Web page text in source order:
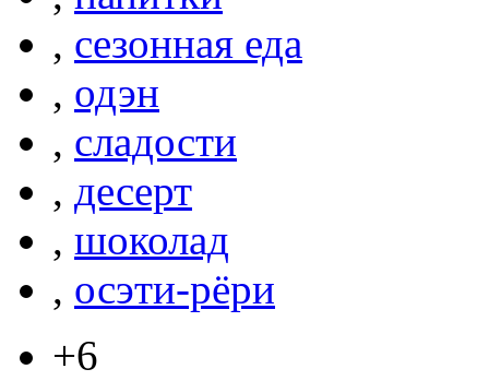
, сезонная еда
, одэн
, сладости
, десерт
, шоколад
, осэти-рёри
+6